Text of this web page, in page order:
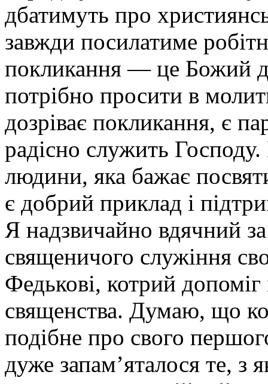
дбатимуть про
завжди посилатиме
покликання — це Божий
потрібно просити в
дозріває покликання, є
радісно служить
людини, яка бажає
є добрий приклад і
Я надзвичайно вдячний
священичого служіння
Федькові, котрий
священства. Думаю, що
подібне про свого
дуже запам’яталося те,